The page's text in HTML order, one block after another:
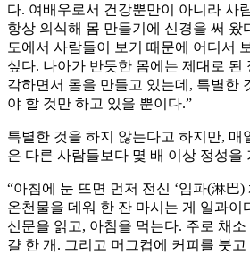
다. 여배우로서 건강뿐만이 아니라 사
항상 의식해 몸 만들기에 신경을 써 왔
도에서 사람들이 보기 때문에 어디서
싶다. 나아가 반듯한 몸에는 제대로 된
각하면서 몸을 만들고 있는데, 특별한
야 할 것만 하고 있을 뿐이다.”
특별한 것을 하지 않는다고 하지만, 매
은 다른 사람들보다 몇 배 이상 정성을
“아침에 눈 뜨면 먼저 전신 ‘임파(淋巴)
온천물을 데워 한 잔 마시는 게 일과이
신문을 읽고, 아침을 먹는다. 주로 채
걀 한 개. 그리고 머그컵에 커피를 붓